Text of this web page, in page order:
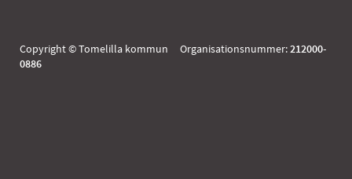
Copyright © Tomelilla kommun Organisationsnummer:212000-
0886